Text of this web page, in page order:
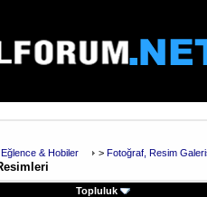
Eğlence & Hobiler > Fotoğraf, Resim
Topluluk